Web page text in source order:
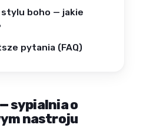
stylu boho — jakie
pytania (FAQ)
sypialnia o
nastroju